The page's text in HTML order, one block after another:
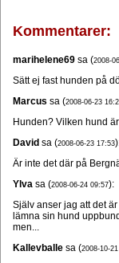
Kommentarer:
marihelene69 sa (2008-
Sätt ej fast hunden på
Marcus sa (2008-06-23
Hunden? Vilken hund
David sa (2008-06-23 17:53
Är inte det där på
Ylva sa (2008-06-24 09:57):
Själv anser jag att det
lämna sin hund
men...
Kallevballe sa (2008-10-